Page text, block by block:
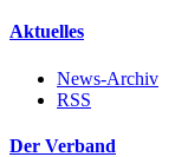
Aktuelles
News-Archiv
RSS
Der Verband